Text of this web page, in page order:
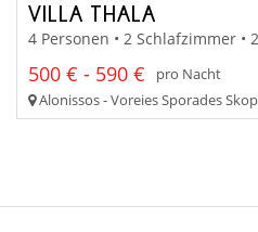
VILLA THALA
4 Personen • 2 Schlafzimmer •
500 € - 590 €
pro Nacht
Alonissos - Voreies Sporades